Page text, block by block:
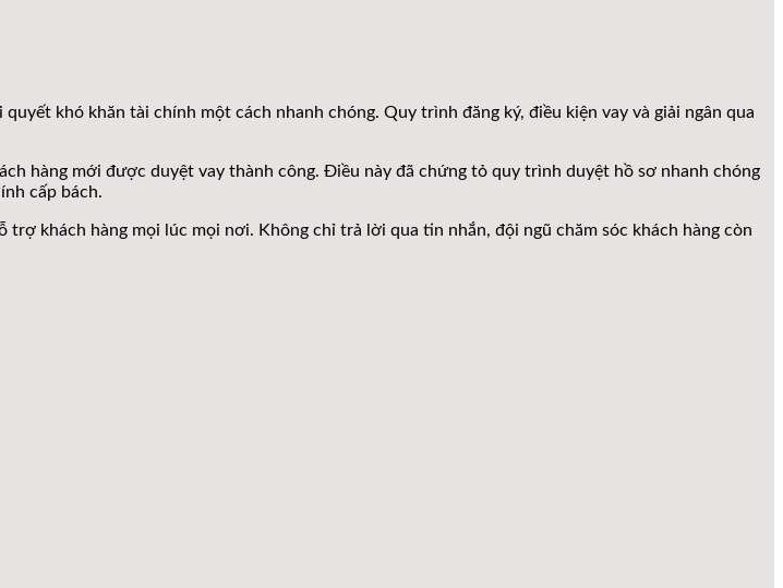
khó khăn tài chính một cách nhanh chóng. Quy trình đăng ký, điều kiện vay và giải ngân qua
hàng mới được duyệt vay thành công. Điều này đã chứng tỏ quy trình duyệt hồ sơ nhanh chóng
cấp bách.
khách hàng mọi lúc mọi nơi. Không chỉ trả lời qua tin nhắn, đội ngũ chăm sóc khách hàng còn